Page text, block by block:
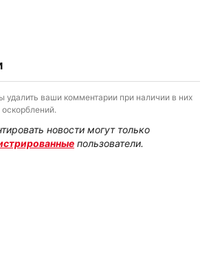
ваши комментарии при наличии в них
новости могут только
пользователи.